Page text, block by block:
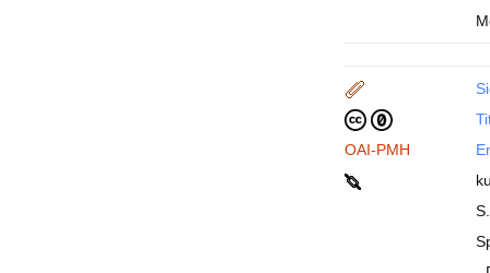
OAI-PMH